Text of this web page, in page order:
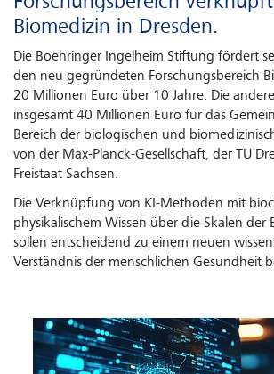
Biomedizin in Dresden.
Die Boehringer Ingelheim Stiftung fördert
den neu gegründeten Forschungsbereich
20 Millionen Euro über 10 Jahre. Die
insgesamt 40 Millionen Euro für das
Bereich der biologischen und
von der Max-Planck-Gesellschaft, der TU
Freistaat Sachsen.
Die Verknüpfung von KI-Methoden mit
physikalischem Wissen über die Skalen der
sollen entscheidend zu einem neuen
Verständnis der menschlichen Gesundheit